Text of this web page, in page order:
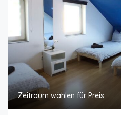
Zeitraum wählen für Preis